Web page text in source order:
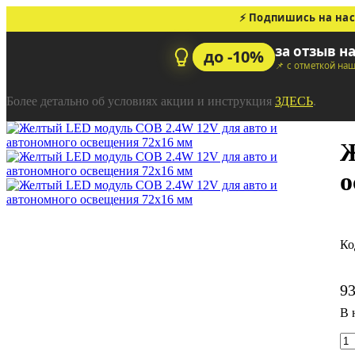
⚡ Подпишись на
до -10% за отзыв
📌 с отметкой
Более детально об условиях акции и инструкция ЗДЕСЬ.
93